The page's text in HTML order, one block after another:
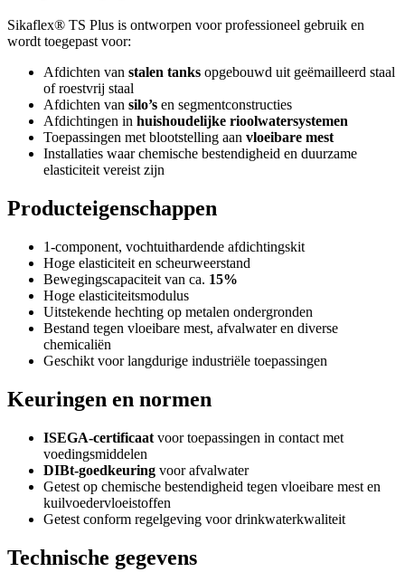
Sikaflex® TS Plus is ontworpen voor professioneel gebruik en
wordt toegepast voor:
Afdichten van stalen tanks opgebouwd uit geëmailleerd staal
of roestvrij staal
Afdichten van silo’s en segmentconstructies
Afdichtingen in huishoudelijke rioolwatersystemen
Toepassingen met blootstelling aan vloeibare mest
Installaties waar chemische bestendigheid en duurzame
elasticiteit vereist zijn
Producteigenschappen
1-component, vochtuithardende afdichtingskit
Hoge elasticiteit en scheurweerstand
Bewegingscapaciteit van ca. 15%
Hoge elasticiteitsmodulus
Uitstekende hechting op metalen ondergronden
Bestand tegen vloeibare mest, afvalwater en diverse
chemicaliën
Geschikt voor langdurige industriële toepassingen
Keuringen en normen
ISEGA-certificaat voor toepassingen in contact met
voedingsmiddelen
DIBt-goedkeuring voor afvalwater
Getest op chemische bestendigheid tegen vloeibare mest en
kuilvoedervloeistoffen
Getest conform regelgeving voor drinkwaterkwaliteit
Technische gegevens